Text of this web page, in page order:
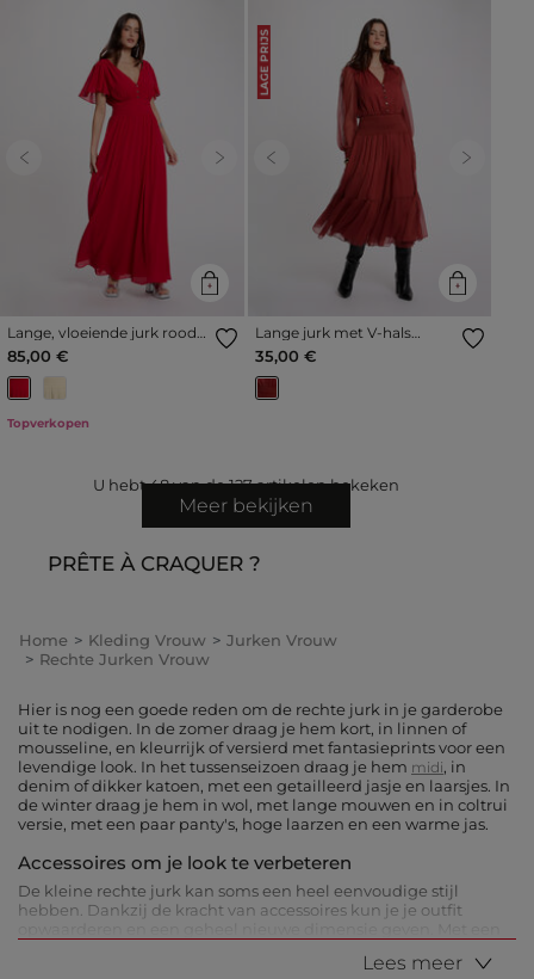
Previous Next
Lange, vloeiende jurk rood
vrouw
85,00 €
Topverkopen
LAGE PRIJS
Previous Next
Lange jurk met V-hals
donker oranje vrouw
35,00 €
U hebt48van de127artikelen bekeken
Meer bekijken
PRÊTE À CRAQUER ?
Home Kleding Vrouw
Jurken Vrouw
Rechte Jurken Vrouw
Hier is nog een goede reden om de rechte jurk in je garderobe
uit te nodigen. In de zomer draag je hem kort, in linnen of
mousseline, en kleurrijk of versierd met fantasieprints voor een
levendige look. In het tussenseizoen draag je hem midi, in
denim of dikker katoen, met een getailleerd jasje en laarsjes. In
de winter draag je hem in wol, met lange mouwen en in coltrui
versie, met een paar panty's, hoge laarzen en een warme jas.
Accessoires om je look te verbeteren
De kleine rechte jurk kan soms een heel eenvoudige stijl
hebben. Dankzij de kracht van accessoires kun je je outfit
voor manchetten of armbanden. Met een jurk met V-hals, kies
Lees meer